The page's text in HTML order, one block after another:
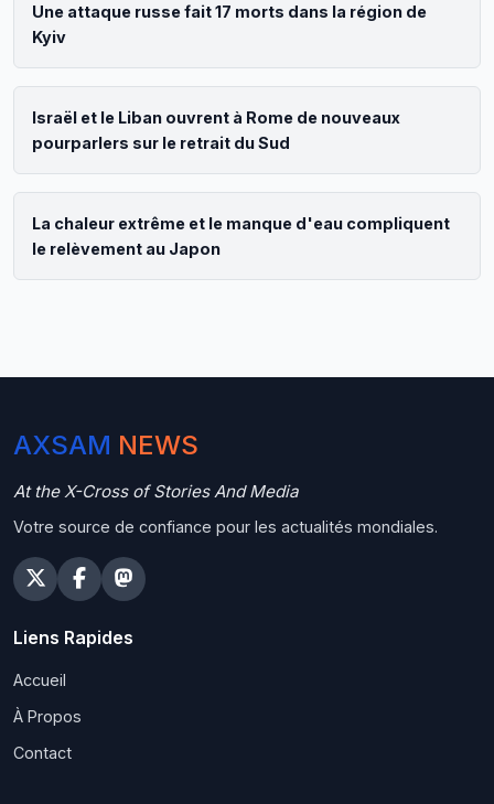
Une attaque russe fait 17 morts dans la région de
Kyiv
Israël et le Liban ouvrent à Rome de nouveaux
pourparlers sur le retrait du Sud
La chaleur extrême et le manque d'eau compliquent
le relèvement au Japon
AXSAM NEWS
At the X-Cross of Stories And Media
Votre source de confiance pour les actualités mondiales.
Liens Rapides
Accueil
À Propos
Contact